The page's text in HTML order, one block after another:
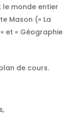
le monde entier
Mason (« La
et « Géographie
de cours.